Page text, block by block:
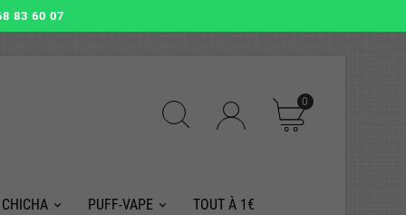
83 60 07
0
PUFF-VAPE TOUT À 1€